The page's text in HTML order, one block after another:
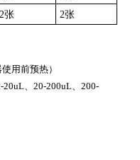
2张 2张
用前预热）
、20-200uL、200-